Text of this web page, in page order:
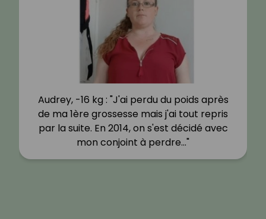
Audrey, -16 kg : "J'ai perdu du poids après
de ma 1ère grossesse mais j'ai tout repris
par la suite. En 2014, on s'est décidé avec
mon conjoint à perdre…"